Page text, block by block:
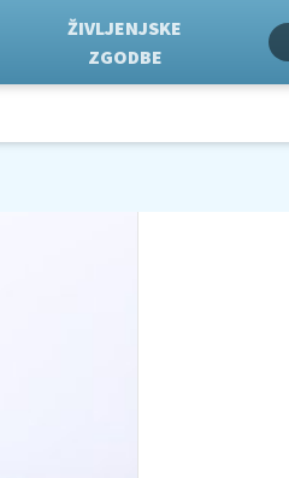
ŽIVLJENJSKE
ZGODBE